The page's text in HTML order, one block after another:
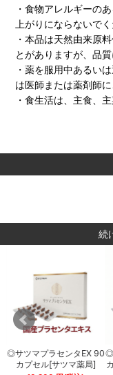
・食物アレルギーの
上がりにならないで
・本品は天然由来原
とがありますが、品
・薬を服用中あるい
は医師または薬剤師
・食生活は、主食、
続
◎サツマプラセンタEX 90
カプセル[サツマ薬局]
◎